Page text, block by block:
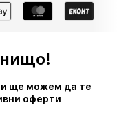
ще можем да те
оферти